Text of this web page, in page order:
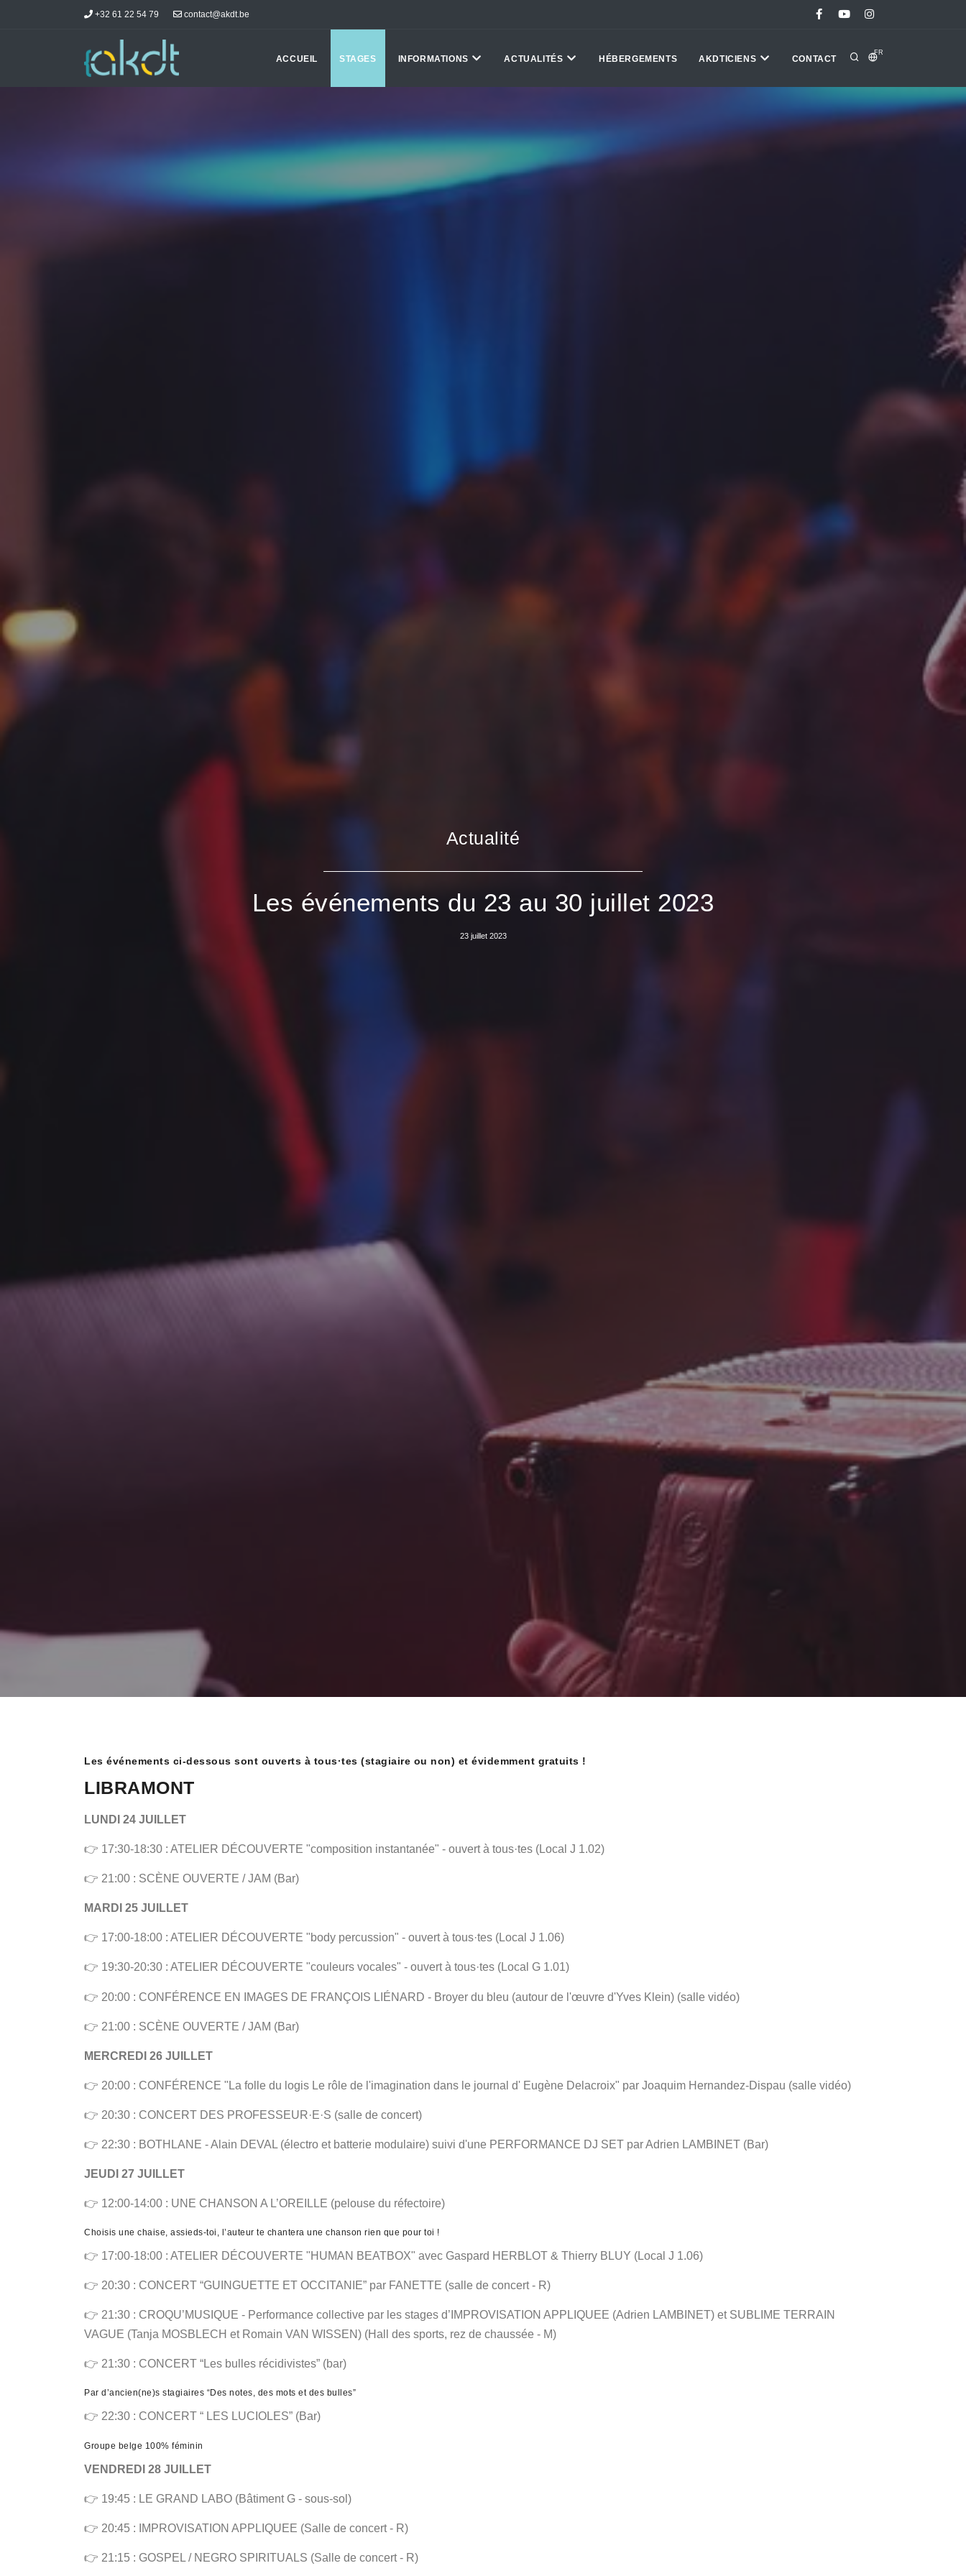
+32 61 22 54 79 contact@akdt.be
FR
ACCUEIL STAGES INFORMATIONS ACTUALITÉS HÉBERGEMENTS AKDTICIENS CONTACT
Actualité
Les événements du 23 au 30 juillet 2023
23 juillet 2023
Les événements ci-dessous sont ouverts à tous·tes (stagiaire ou non) et évidemment gratuits !
LIBRAMONT
LUNDI 24 JUILLET
👉 17:30-18:30 : ATELIER DÉCOUVERTE "composition instantanée" - ouvert à tous·tes (Local J 1.02)
👉 21:00 : SCÈNE OUVERTE / JAM (Bar)
MARDI 25 JUILLET
👉 17:00-18:00 : ATELIER DÉCOUVERTE "body percussion" - ouvert à tous·tes (Local J 1.06)
👉 19:30-20:30 : ATELIER DÉCOUVERTE "couleurs vocales" - ouvert à tous·tes (Local G 1.01)
👉 20:00 : CONFÉRENCE EN IMAGES DE FRANÇOIS LIÉNARD - Broyer du bleu (autour de l'œuvre d'Yves Klein) (salle vidéo)
👉 21:00 : SCÈNE OUVERTE / JAM (Bar)
MERCREDI 26 JUILLET
👉 20:00 : CONFÉRENCE "La folle du logis Le rôle de l'imagination dans le journal d' Eugène Delacroix" par Joaquim Hernandez-Dispau (salle vidéo)
👉 20:30 : CONCERT DES PROFESSEUR·E·S (salle de concert)
👉 22:30 : BOTHLANE - Alain DEVAL (électro et batterie modulaire) suivi d'une PERFORMANCE DJ SET par Adrien LAMBINET (Bar)
JEUDI 27 JUILLET
👉 12:00-14:00 : UNE CHANSON A L’OREILLE (pelouse du réfectoire)
Choisis une chaise, assieds-toi, l’auteur te chantera une chanson rien que pour toi !
👉 17:00-18:00 : ATELIER DÉCOUVERTE "HUMAN BEATBOX" avec Gaspard HERBLOT & Thierry BLUY (Local J 1.06)
👉 20:30 : CONCERT “GUINGUETTE ET OCCITANIE” par FANETTE (salle de concert - R)
👉 21:30 : CROQU’MUSIQUE - Performance collective par les stages d’IMPROVISATION APPLIQUEE (Adrien LAMBINET) et SUBLIME TERRAIN
VAGUE (Tanja MOSBLECH et Romain VAN WISSEN) (Hall des sports, rez de chaussée - M)
👉 21:30 : CONCERT “Les bulles récidivistes” (bar)
Par d’ancien(ne)s stagiaires “Des notes, des mots et des bulles”
👉 22:30 : CONCERT “ LES LUCIOLES” (Bar)
Groupe belge 100% féminin
VENDREDI 28 JUILLET
👉 19:45 : LE GRAND LABO (Bâtiment G - sous-sol)
👉 20:45 : IMPROVISATION APPLIQUEE (Salle de concert - R)
👉 21:15 : GOSPEL / NEGRO SPIRITUALS (Salle de concert - R)